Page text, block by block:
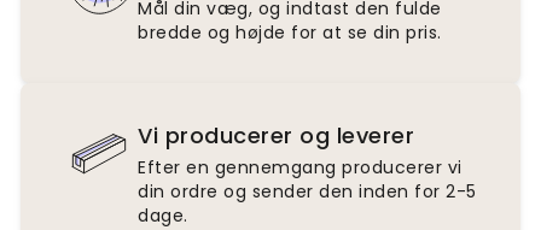
Mål din væg, og indtast den fulde
bredde og højde for at se din pris.
Vi producerer og leverer
Efter en gennemgang producerer vi
din ordre og sender den inden for 2-5
dage.